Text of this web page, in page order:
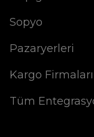
Sopyo
Pazaryerleri
Kargo Firmaları
Tüm